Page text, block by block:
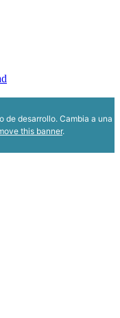
de desarrollo. Cambia a una
this banner.